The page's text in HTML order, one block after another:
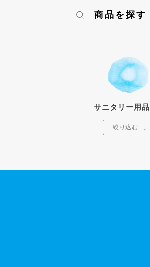
商品を探す
サニタリー用品
絞り込む